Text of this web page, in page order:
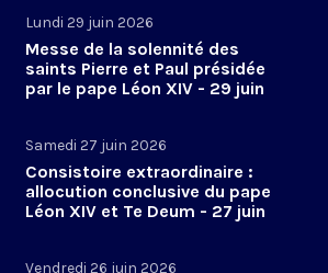
Lundi 29 juin 2026
Messe de la solennité des
saints Pierre et Paul présidée
par le pape Léon XIV - 29 juin
Samedi 27 juin 2026
Consistoire extraordinaire :
allocution conclusive du pape
Léon XIV et Te Deum - 27 juin
Vendredi 26 juin 2026